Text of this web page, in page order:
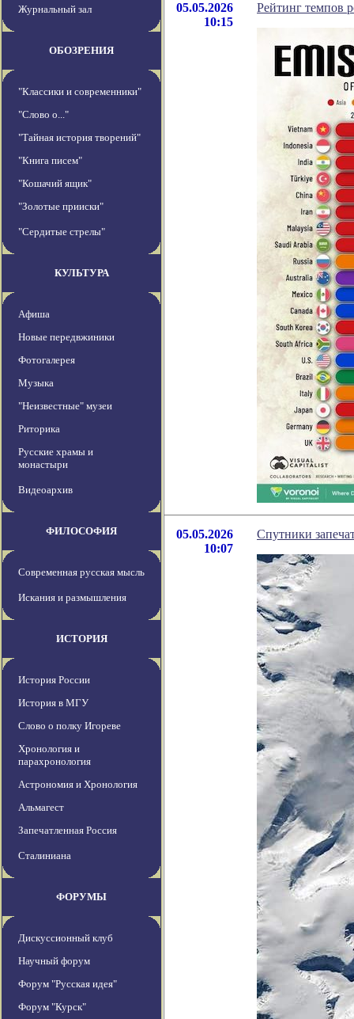
Журнальный зал
ОБОЗРЕНИЯ
"Классики и современники"
"Слово о..."
"Тайная история творений"
"Книга писем"
"Кошачий ящик"
"Золотые прииски"
"Сердитые стрелы"
КУЛЬТУРА
Афиша
Новые передвжиники
Фотогалерея
Музыка
"Неизвестные" музеи
Риторика
Русские храмы и
монастыри
Видеоархив
ФИЛОСОФИЯ
Современная русская мысль
Искания и размышления
ИСТОРИЯ
История России
История в МГУ
Слово о полку Игореве
Хронология и
парахронология
Астрономия и Хронология
Альмагест
Запечатленная Россия
Сталиниана
ФОРУМЫ
Дискуссионный клуб
Научный форум
Форум "Русская идея"
Форум "Курск"
05.05.2026
10:15
Рейтинг темпов
05.05.2026
10:07
Спутники